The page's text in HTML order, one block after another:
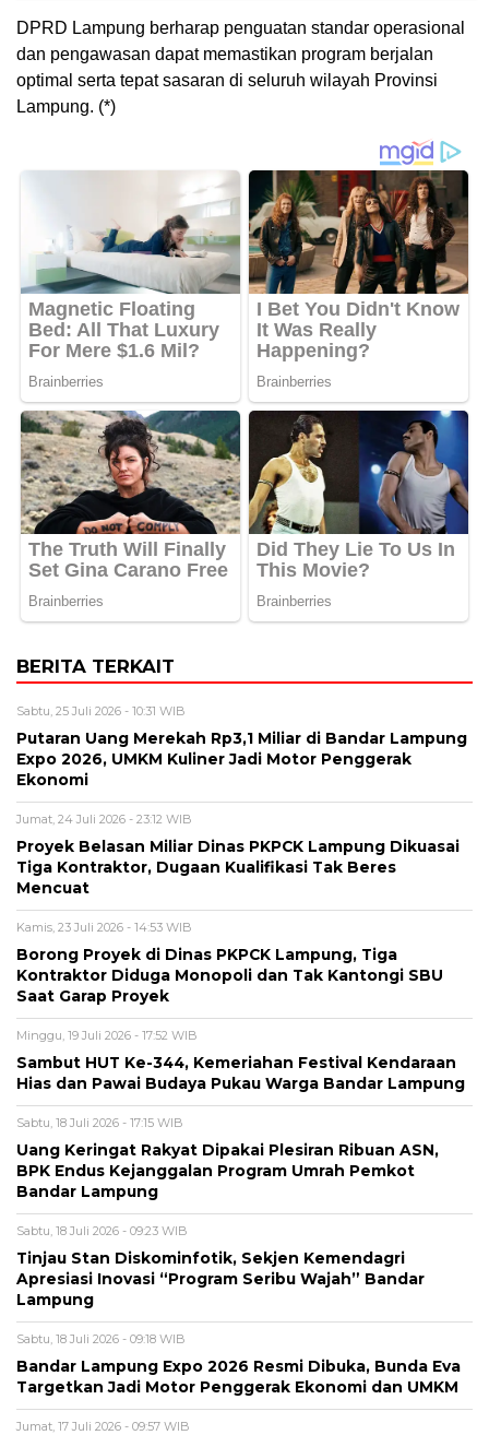
DPRD Lampung berharap penguatan standar operasional
dan pengawasan dapat memastikan program berjalan
optimal serta tepat sasaran di seluruh wilayah Provinsi
Lampung. (*)
BERITA TERKAIT
Sabtu, 25 Juli 2026 - 10:31 WIB
Putaran Uang Merekah Rp3,1 Miliar di Bandar Lampung
Expo 2026, UMKM Kuliner Jadi Motor Penggerak
Ekonomi
Jumat, 24 Juli 2026 - 23:12 WIB
Proyek Belasan Miliar Dinas PKPCK Lampung Dikuasai
Tiga Kontraktor, Dugaan Kualifikasi Tak Beres
Mencuat
Kamis, 23 Juli 2026 - 14:53 WIB
Borong Proyek di Dinas PKPCK Lampung, Tiga
Kontraktor Diduga Monopoli dan Tak Kantongi SBU
Saat Garap Proyek
Minggu, 19 Juli 2026 - 17:52 WIB
Sambut HUT Ke-344, Kemeriahan Festival Kendaraan
Hias dan Pawai Budaya Pukau Warga Bandar Lampung
Sabtu, 18 Juli 2026 - 17:15 WIB
Uang Keringat Rakyat Dipakai Plesiran Ribuan ASN,
BPK Endus Kejanggalan Program Umrah Pemkot
Bandar Lampung
Sabtu, 18 Juli 2026 - 09:23 WIB
Tinjau Stan Diskominfotik, Sekjen Kemendagri
Apresiasi Inovasi “Program Seribu Wajah” Bandar
Lampung
Sabtu, 18 Juli 2026 - 09:18 WIB
Bandar Lampung Expo 2026 Resmi Dibuka, Bunda Eva
Targetkan Jadi Motor Penggerak Ekonomi dan UMKM
Jumat, 17 Juli 2026 - 09:57 WIB